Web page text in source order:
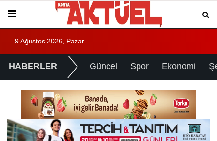
9 Ağustos 2026, Pazar
HABERLER Güncel Spor Ekonomi